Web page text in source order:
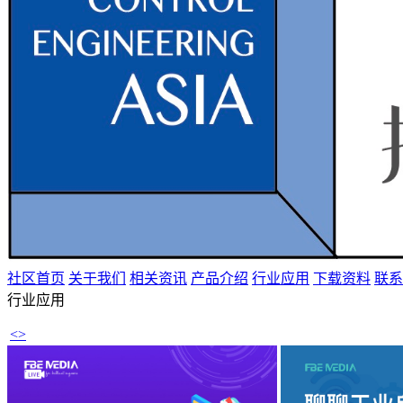
社区首页 关于我们 相关资讯 产品介绍 行业应用 下载资料 联
行业应用
<>